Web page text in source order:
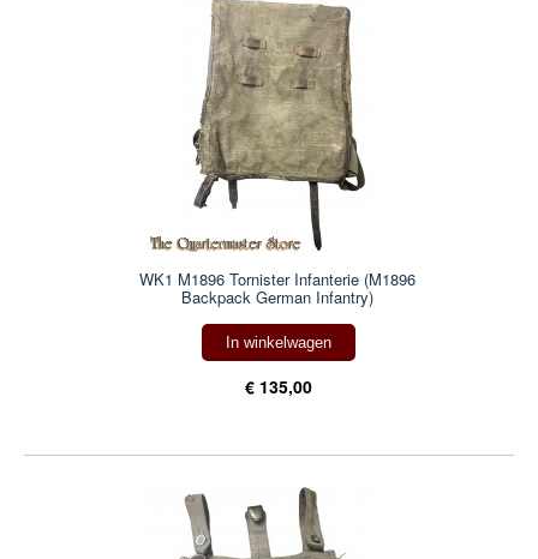
WK1 M1896 Tornister Infanterie (M1896
Backpack German Infantry)
In winkelwagen
€ 135,00